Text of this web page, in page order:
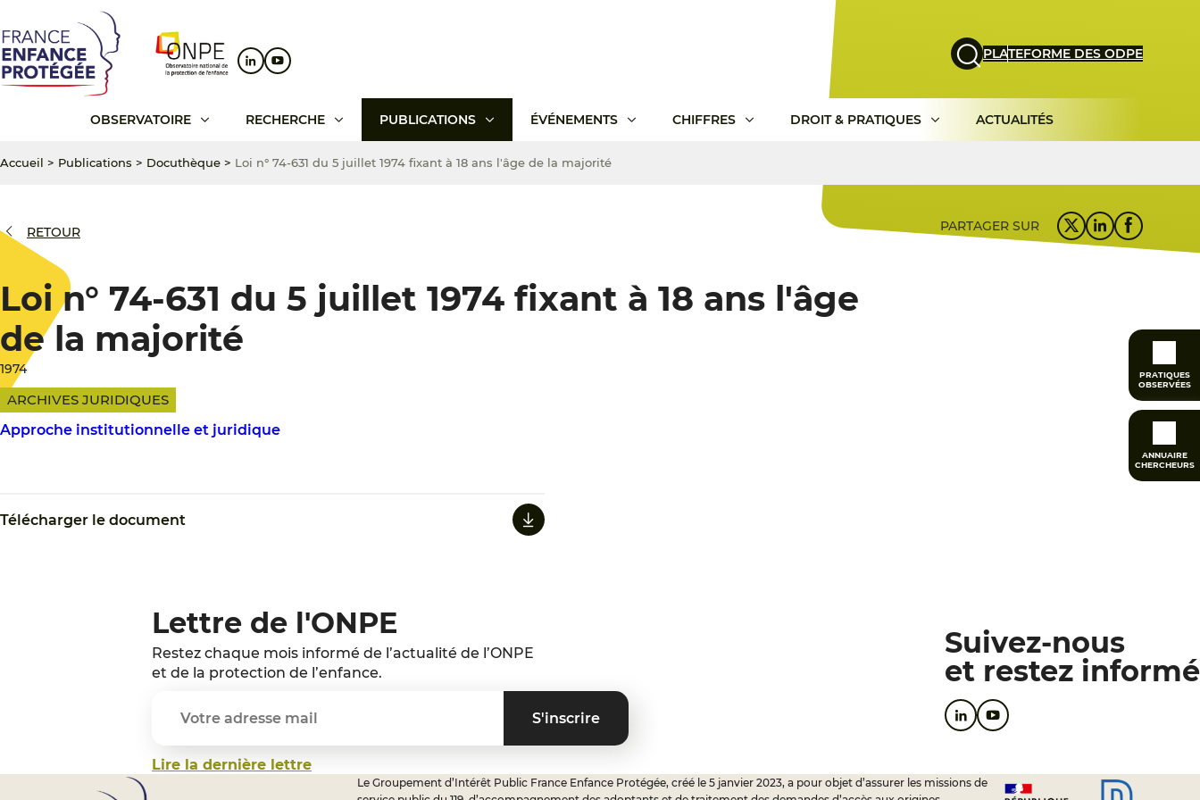
au
contenu
principal
au
menu
principal
au
pied
de
page
PLATEFORME DES ODPE
OBSERVATOIRE RECHERCHE PUBLICATIONS ÉVÉNEMENTS CHIFFRES DROIT & PRATIQUES ACTUALITÉS
PRATIQUES
OBSERVÉES
ANNUAIRE
CHERCHEURS
Accueil > Publications > Docuthèque > Loi n° 74-631 du 5 juillet 1974 fixant à 18 ans l'âge de la majorité
RETOUR PARTAGER SUR
Loi n° 74-631 du 5 juillet 1974 fixant à 18 ans l'âge
de la majorité
1974
ARCHIVES JURIDIQUES
Approche institutionnelle et juridique
Télécharger le document
Lettre de l'ONPE
Restez chaque mois informé de l’actualité de l’ONPE
et de la protection de l’enfance.
Lire la dernière lettre
Suivez-nous
et restez informé
Le Groupement d’Intérêt Public France Enfance Protégée, créé le 5 janvier 2023, a pour objet d’assurer les missions de